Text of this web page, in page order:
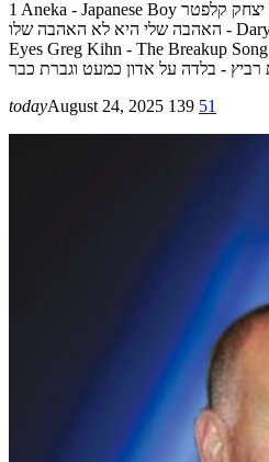
1 Aneka - Japanese Boy עפרה חזה - כל יום מתחילה שנה יצחק קלפטר
- האהבה שלי היא לא האהבה שלו Daryl Hall & John Oates - Private
Eyes Greg Kihn - The Breakup Song אריק סיני - בשעה שכזאת
todayAugust 24, 2025 139 51